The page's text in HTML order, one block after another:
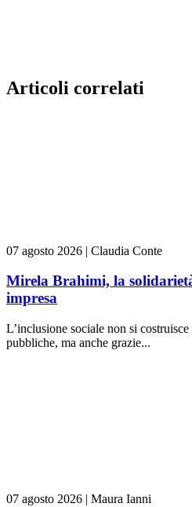
Articoli correlati
07 agosto 2026 | Claudia Conte
Mirela Brahimi, la
impresa
L’inclusione sociale non si
pubbliche, ma anche grazie...
07 agosto 2026 | Maura Ianni